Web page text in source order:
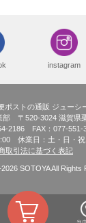
instagram
ポストの通販 ジューシ
部 〒520-3024 滋賀県
2186 FAX：077-551-
休業日：土・日・
取引法に基づく表記
2026 SOTOYA All Rights